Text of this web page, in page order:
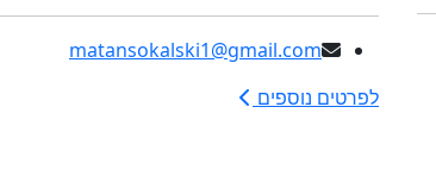
matansokalski1@gmail.com
לפרטים נוספים